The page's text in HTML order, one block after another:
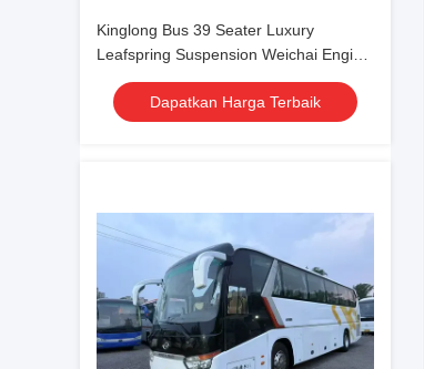
Kinglong Bus 39 Seater Luxury
Leafspring Suspension Weichai Engine
School Tour Bus
Dapatkan Harga Terbaik